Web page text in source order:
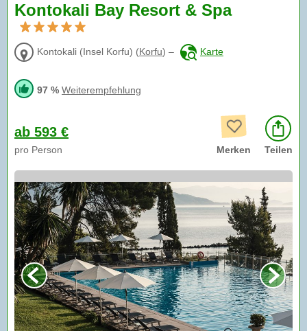
Kontokali Bay Resort & Spa
Kontokali (Insel Korfu) (Korfu) – Karte
97 % Weiterempfehlung
ab 593 €
pro Person Merken Teilen